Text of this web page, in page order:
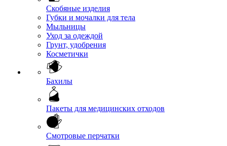
Скобяные изделия
Губки и мочалки для тела
Мыльницы
Уход за одеждой
Грунт, удобрения
Косметички
Бахилы
Пакеты для медицинских отходов
Смотровые перчатки